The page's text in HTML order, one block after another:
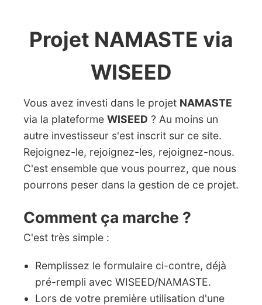
Projet NAMASTE via
WISEED
Vous avez investi dans le projet NAMASTE
via la plateforme WISEED ? Au moins un
autre investisseur s'est inscrit sur ce site.
Rejoignez-le, rejoignez-les, rejoignez-nous.
C'est ensemble que vous pourrez, que nous
pourrons peser dans la gestion de ce projet.
Comment ça marche ?
C'est très simple :
Remplissez le formulaire ci-contre, déjà
pré-rempli avec WISEED/NAMASTE.
Lors de votre première utilisation d'une